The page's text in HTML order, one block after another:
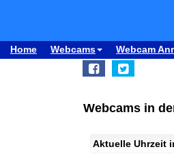
Home Webcams Webcam
Webcams in
Aktuelle Uhrzeit